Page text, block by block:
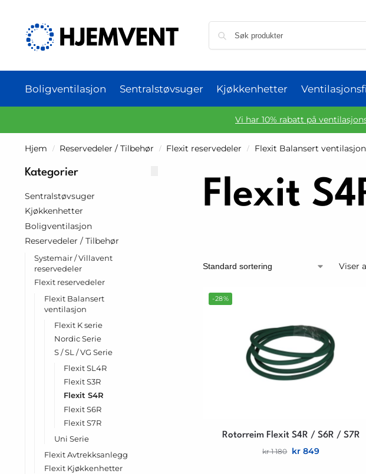
Boligventilasjon Sentralstøvsuger Kjøkkenhetter
Vi har 10% rabatt på
Hjem / Reservedeler / Tilbehør / Flexit reservedeler / Flexit Balansert ventilasjon
Flexit
Viser
-28%
Rotorreim Flexit S4R / S6R / S7R
kr1 180 kr 849
Kategorier
Sentralstøvsuger
Kjøkkenhetter
Boligventilasjon
Reservedeler / Tilbehør
Systemair / Villavent
reservedeler
Flexit reservedeler
Flexit Balansert
ventilasjon
Flexit K serie
Nordic Serie
S / SL / VG Serie
Flexit SL4R
Flexit S3R
Flexit S4R
Flexit S6R
Flexit S7R
Uni Serie
Flexit Avtrekksanlegg
Flexit Kjøkkenhetter